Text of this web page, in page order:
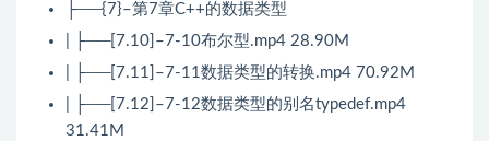
├──{7}–第7章C++的数据类型
| ├──[7.10]–7-10布尔型.mp4 28.90M
| ├──[7.11]–7-11数据类型的转换.mp4 70.92M
| ├──[7.12]–7-12数据类型的别名typedef.mp4
31.41M